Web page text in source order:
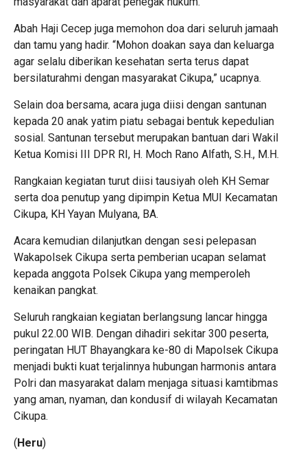
Abah Haji Cecep juga memohon doa dari seluruh jamaah
dan tamu yang hadir. “Mohon doakan saya dan keluarga
agar selalu diberikan kesehatan serta terus dapat
bersilaturahmi dengan masyarakat Cikupa,” ucapnya.
Selain doa bersama, acara juga diisi dengan santunan
kepada 20 anak yatim piatu sebagai bentuk kepedulian
sosial. Santunan tersebut merupakan bantuan dari Wakil
Ketua Komisi III DPR RI, H. Moch Rano Alfath, S.H., M.H.
Rangkaian kegiatan turut diisi tausiyah oleh KH Semar
serta doa penutup yang dipimpin Ketua MUI Kecamatan
Cikupa, KH Yayan Mulyana, BA.
Acara kemudian dilanjutkan dengan sesi pelepasan
Wakapolsek Cikupa serta pemberian ucapan selamat
kepada anggota Polsek Cikupa yang memperoleh
kenaikan pangkat.
Seluruh rangkaian kegiatan berlangsung lancar hingga
pukul 22.00 WIB. Dengan dihadiri sekitar 300 peserta,
peringatan HUT Bhayangkara ke-80 di Mapolsek Cikupa
menjadi bukti kuat terjalinnya hubungan harmonis antara
Polri dan masyarakat dalam menjaga situasi kamtibmas
yang aman, nyaman, dan kondusif di wilayah Kecamatan
Cikupa.
(Heru)